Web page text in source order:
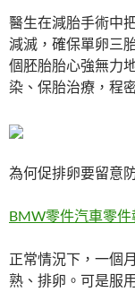
醫生在減胎手術中
減滅，確保單卵三
個胚胎胎心強無力
染、保胎治療，程
為何促排卵要留意
BMW零件汽車零件
正常情況下，一個
熟、排卵。可是服